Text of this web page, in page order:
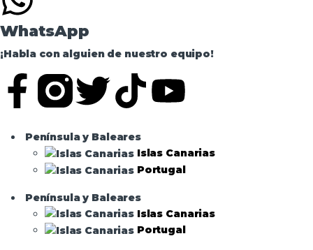
WhatsApp
¡Habla con alguien de nuestro equipo!
Península y Baleares
Islas Canarias
Portugal
Península y Baleares
Islas Canarias
Portugal